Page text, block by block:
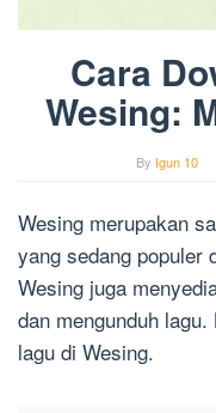
Cara
Wesing:
By Igun 10
Wesing merupakan
yang sedang populer
Wesing juga
dan mengunduh
lagu di Wesing.